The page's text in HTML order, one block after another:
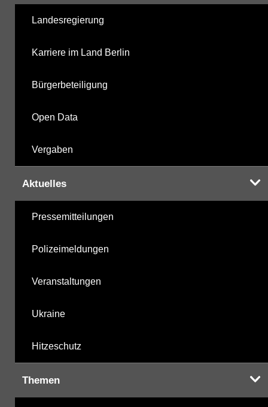
Landesregierung
Karriere im Land Berlin
Bürgerbeteiligung
Open Data
Vergaben
Aktuelles
Pressemitteilungen
Polizeimeldungen
Veranstaltungen
Ukraine
Hitzeschutz
Themen